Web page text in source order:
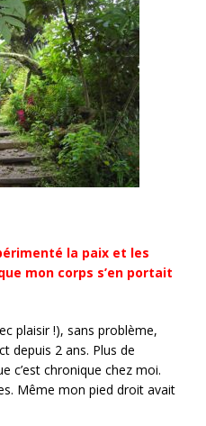
la paix et les
mon corps s’en portait
plaisir !), sans problème,
depuis 2 ans. Plus de
c’est chronique chez moi.
Même mon pied droit avait